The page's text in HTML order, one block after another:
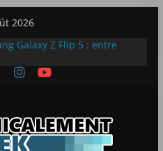
2026
Galaxy Z Flip 5 : entre
[Notre Avis]
Technic McLaren P1